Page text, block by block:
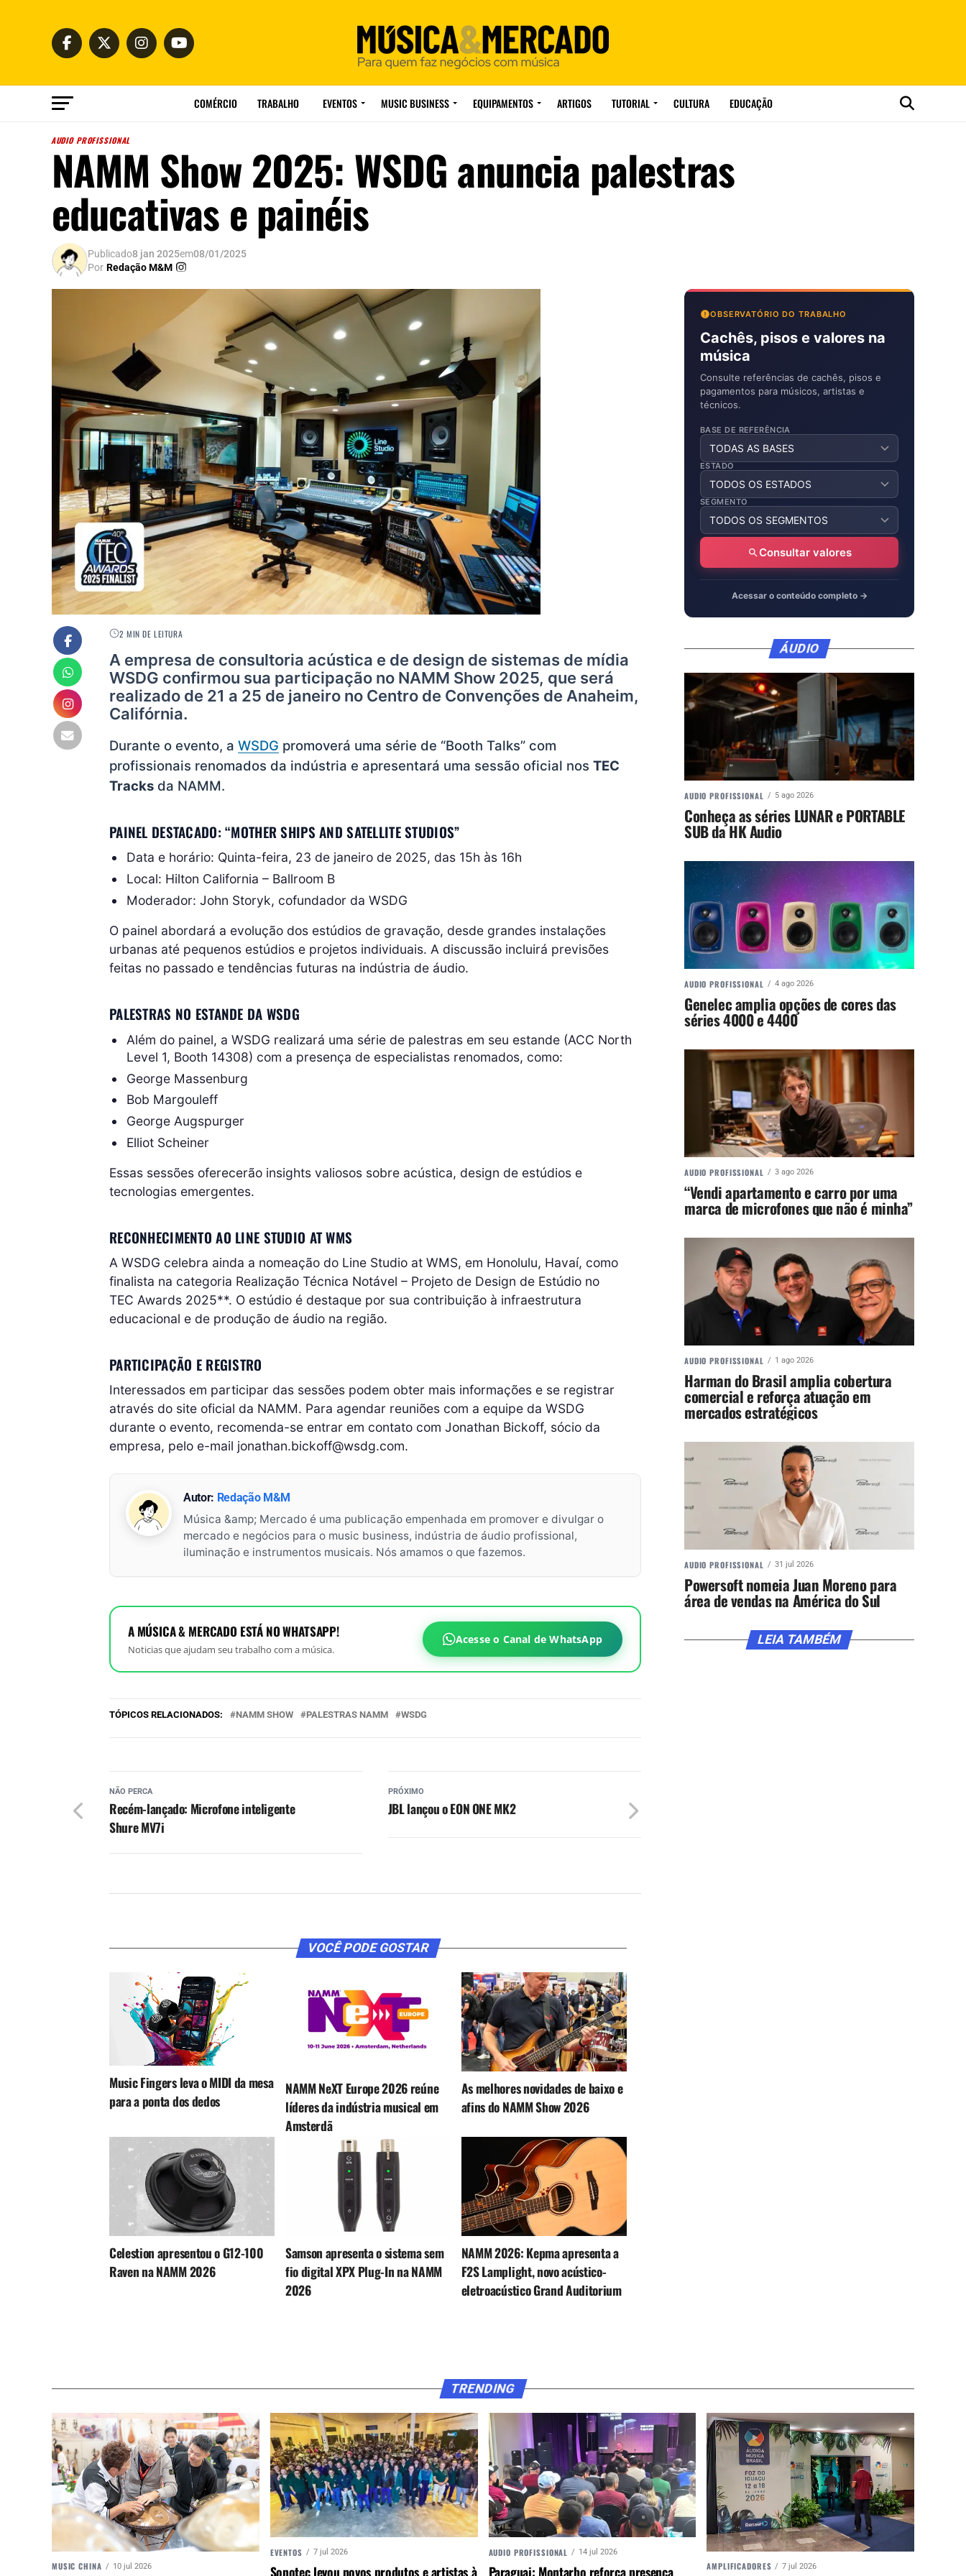
COMÉRCIO TRABALHO EVENTOS MUSIC BUSINESS EQUIPAMENTOS ARTIGOS TUTORIAL CULTURA EDUCAÇÃO
AUDIO PROFISSIONAL
NAMM Show 2025: WSDG anuncia palestras
educativas e painéis
Publicado8 jan 2025em08/01/2025
Por Redação M&M
2 MIN DE LEITURA
A empresa de consultoria acústica e de design de sistemas de mídia
WSDG confirmou sua participação no NAMM Show 2025, que será
realizado de 21 a 25 de janeiro no Centro de Convenções de Anaheim,
Califórnia.
Durante o evento, a WSDG promoverá uma série de “Booth Talks” com
profissionais renomados da indústria e apresentará uma sessão oficial nos TEC
Tracks da NAMM.
PAINEL DESTACADO: “MOTHER SHIPS AND SATELLITE STUDIOS”
Data e horário: Quinta-feira, 23 de janeiro de 2025, das 15h às 16h
Local: Hilton California – Ballroom B
Moderador: John Storyk, cofundador da WSDG
O painel abordará a evolução dos estúdios de gravação, desde grandes instalações
urbanas até pequenos estúdios e projetos individuais. A discussão incluirá previsões
feitas no passado e tendências futuras na indústria de áudio.
PALESTRAS NO ESTANDE DA WSDG
Além do painel, a WSDG realizará uma série de palestras em seu estande (ACC North
Level 1, Booth 14308) com a presença de especialistas renomados, como:
George Massenburg
Bob Margouleff
George Augspurger
Elliot Scheiner
Essas sessões oferecerão insights valiosos sobre acústica, design de estúdios e
tecnologias emergentes.
RECONHECIMENTO AO LINE STUDIO AT WMS
A WSDG celebra ainda a nomeação do Line Studio at WMS, em Honolulu, Havaí, como
finalista na categoria Realização Técnica Notável – Projeto de Design de Estúdio no
TEC Awards 2025**. O estúdio é destaque por sua contribuição à infraestrutura
educacional e de produção de áudio na região.
PARTICIPAÇÃO E REGISTRO
Interessados em participar das sessões podem obter mais informações e se registrar
através do site oficial da NAMM. Para agendar reuniões com a equipe da WSDG
durante o evento, recomenda-se entrar em contato com Jonathan Bickoff, sócio da
empresa, pelo e-mail jonathan.bickoff@wsdg.com.
Autor: Redação M&M
Música &amp; Mercado é uma publicação empenhada em promover e divulgar o
mercado e negócios para o music business, indústria de áudio profissional,
iluminação e instrumentos musicais. Nós amamos o que fazemos.
A MÚSICA & MERCADO ESTÁ NO WHATSAPP!
Noticias que ajudam seu trabalho com a música.
Acesse o Canal de WhatsApp
TÓPICOS RELACIONADOS: NAMM SHOW PALESTRAS NAMM WSDG
PRÓXIMO
JBL lançou o EON ONE MK2
NÃO PERCA
Recém-lançado: Microfone inteligente
Shure MV7i
VOCÊ PODE GOSTAR
Music Fingers leva o MIDI da mesa
para a ponta dos dedos
NAMM NeXT Europe 2026 reúne
líderes da indústria musical em
Amsterdã
As melhores novidades de baixo e
afins do NAMM Show 2026
Celestion apresentou o G12-100
Raven na NAMM 2026
Samson apresenta o sistema sem
fio digital XPX Plug-In na NAMM
2026
NAMM 2026: Kepma apresenta a
F2S Lamplight, novo acústico-
eletroacústico Grand Auditorium
OBSERVATÓRIO DO TRABALHO
Cachês, pisos e valores na
música
Consulte referências de cachês, pisos e
pagamentos para músicos, artistas e
técnicos.
BASE DE REFERÊNCIA
ESTADO
SEGMENTO
Consultar valores
Acessar o conteúdo completo →
ÁUDIO
AUDIO PROFISSIONAL 5 ago 2026
Conheça as séries LUNAR e PORTABLE
SUB da HK Audio
AUDIO PROFISSIONAL 4 ago 2026
Genelec amplia opções de cores das
séries 4000 e 4400
AUDIO PROFISSIONAL 3 ago 2026
“Vendi apartamento e carro por uma
marca de microfones que não é minha”
AUDIO PROFISSIONAL 1 ago 2026
Harman do Brasil amplia cobertura
comercial e reforça atuação em
mercados estratégicos
AUDIO PROFISSIONAL 31 jul 2026
Powersoft nomeia Juan Moreno para
área de vendas na América do Sul
LEIA TAMBÉM
TRENDING
MUSIC CHINA 10 jul 2026
EVENTOS 7 jul 2026
Sonotec levou novos produtos e artistas à
AUDIO PROFISSIONAL 14 jul 2026
Paraguai: Montarbo reforça presença AMPLIFICADORES 7 jul 2026